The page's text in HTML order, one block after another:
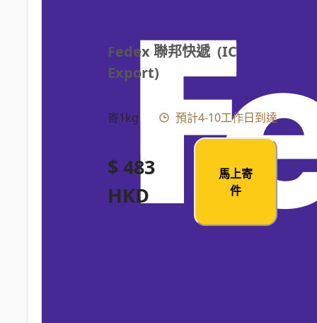
Fedex 聯邦快遞  (IC
Export)
寄1kg 預計4-10工作日到達
$ 483
HKD
馬上寄
件